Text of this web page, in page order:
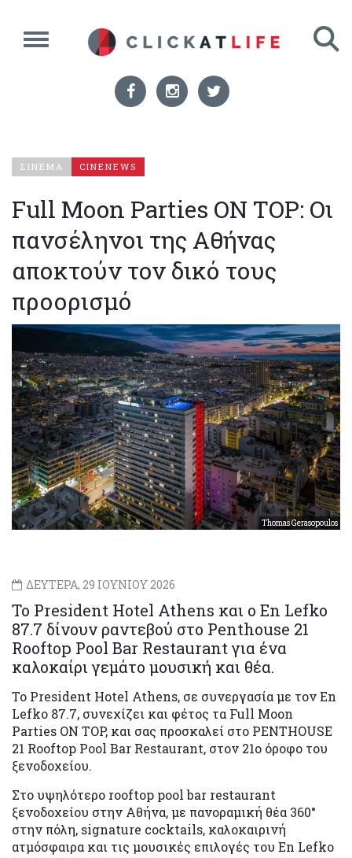
ΣΙΝΕΜΑ CINENEWS
Full Moon Parties ON TOP: Οι
πανσέληνοι της Αθήνας
αποκτούν τον δικό τους
προορισμό
Thomas Gerasopoulos
ΔΕΥΤΕΡΑ, 29 ΙΟΥΝΙΟΥ 2026
Το President Hotel Athens και ο En Lefko
87.7 δίνουν ραντεβού στο Penthouse 21
Rooftop Pool Bar Restaurant για ένα
καλοκαίρι γεμάτο μουσική και θέα.
Το President Hotel Athens, σε συνεργασία με τον En
Lefko 87.7, συνεχίζει και φέτος τα Full Moon
Parties ON TOP, και σας προσκαλεί στο PENTHOUSE
21 Rooftop Pool Bar Restaurant, στον 21ο όροφο του
ξενοδοχείου.
Στο υψηλότερο rooftop pool bar restaurant
ξενοδοχείου στην Αθήνα, με πανοραμική θέα 360°
στην πόλη, signature cocktails, καλοκαιρινή
ατμόσφαιρα και τις μουσικές επιλογές του En Lefko